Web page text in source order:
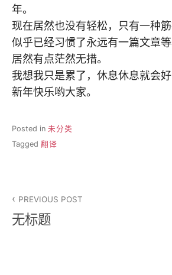
年。
现在居然也没有轻松，只有一种筋
似乎已经习惯了永远有一篇文章
居然有点茫然无措。
我想我只是累了，休息休息就会好
新年快乐哟大家。
Posted in 未分类
Tagged 翻译
章
PREVIOUS POST
无标题